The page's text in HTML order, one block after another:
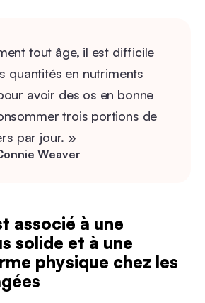
tout âge, il est difficile
quantités en nutriments
avoir des os en bonne
trois portions de
par jour. »
Weaver
associé à une
solide et à une
physique chez les